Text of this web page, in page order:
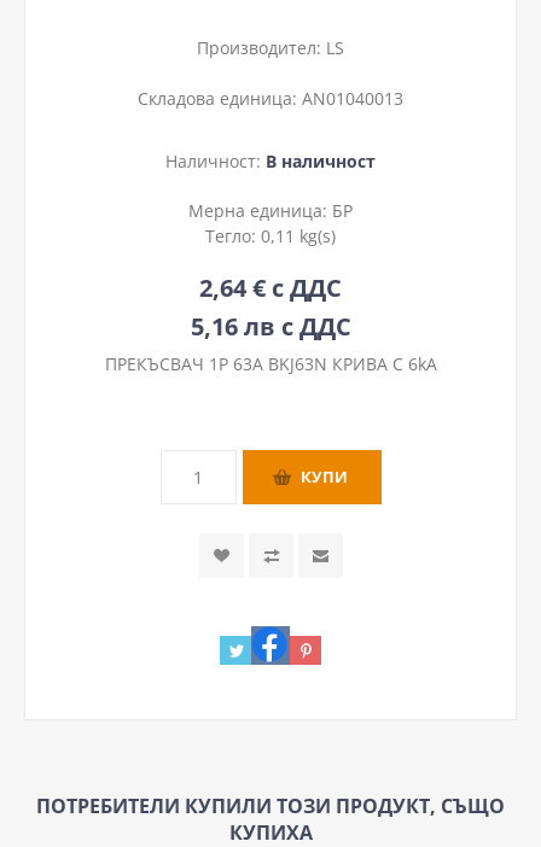
Производител: LS
Складова единица: AN01040013
Наличност: В наличност
Мерна единица: БР
Тегло: 0,11 kg(s)
2,64 € с ДДС
5,16 лв с ДДС
ПРЕКЪСВАЧ 1P 63А BKJ63N КРИВА C 6kA
ПОТРЕБИТЕЛИ КУПИЛИ ТОЗИ ПРОДУКТ, СЪЩО
КУПИХА